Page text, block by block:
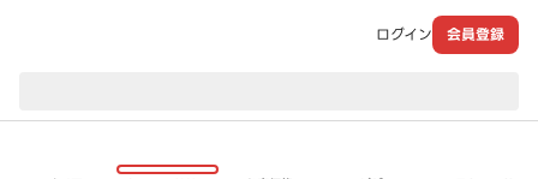
ログイン 会員登録